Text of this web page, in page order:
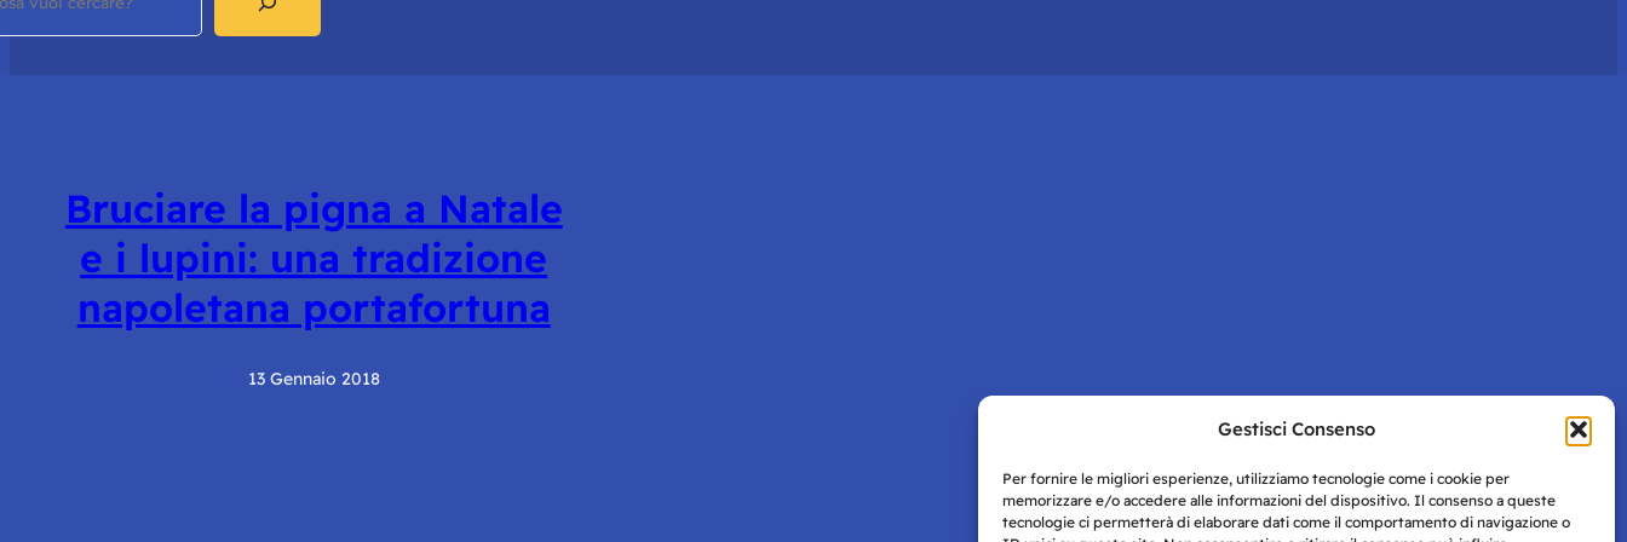
Gestisci Consenso
Per fornire le migliori esperienze, utilizziamo tecnologie come i cookie per
memorizzare e/o accedere alle informazioni del dispositivo. Il consenso a queste
tecnologie ci permetterà di elaborare dati come il comportamento di navigazione o
Bruciare la pigna a Natale
e i lupini: una tradizione
napoletana portafortuna
13 Gennaio 2018